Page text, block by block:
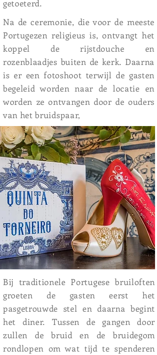
getoeterd.
Na de ceremonie, die voor de meeste
Portugezen religieus is, ontvangt het
koppel de rijstdouche en
rozenblaadjes buiten de kerk. Daarna
is er een fotoshoot terwijl de gasten
begeleid worden naar de locatie en
worden ze ontvangen door de ouders
van het bruidspaar,
Bij traditionele Portugese bruiloften
groeten de gasten eerst het
pasgetrouwde stel en daarna begint
het diner. Tussen de gangen door
zullen de bruid en de bruidegom
rondlopen om wat tijd te spenderen